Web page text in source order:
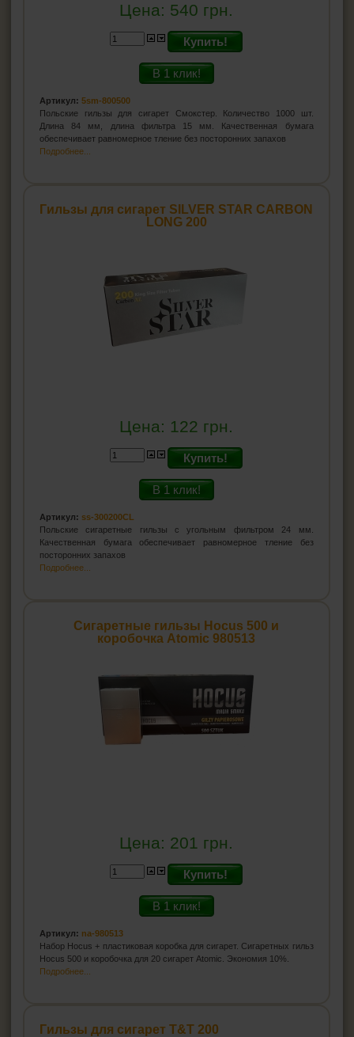
Цена: 540 грн.
Купить!
В 1 клик!
Артикул: 5sm-800500
Польские гильзы для сигарет Смокстер. Количество 1000 шт.
Длина 84 мм, длина фильтра 15 мм. Качественная бумага
обеспечивает равномерное тление без посторонних запахов
Подробнее...
Гильзы для сигарет SILVER STAR CARBON
LONG 200
Цена: 122 грн.
Купить!
В 1 клик!
Артикул: ss-300200CL
Польские сигаретные гильзы с угольным фильтром 24 мм.
Качественная бумага обеспечивает равномерное тление без
посторонних запахов
Подробнее...
Сигаретные гильзы Hocus 500 и
коробочка Atomic 980513
Цена: 201 грн.
Купить!
В 1 клик!
Артикул: na-980513
Набор Hocus + пластиковая коробка для сигарет. Сигаретных гильз
Hocus 500 и коробочка для 20 сигарет Atomic. Экономия 10%.
Подробнее...
Гильзы для сигарет Т&T 200